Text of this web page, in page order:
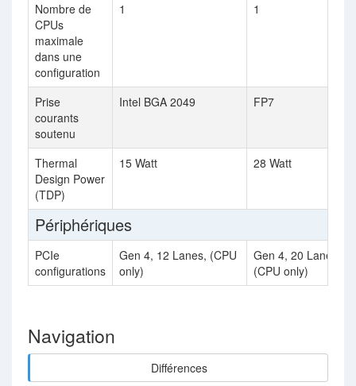
Nombre de
CPUs
maximale
dans une
configuration
1 1
Prise
courants
soutenu
Intel BGA 2049 FP7
Thermal
Design Power
(TDP)
15 Watt 28 Watt
Périphériques
PCIe
configurations
Gen 4, 12 Lanes, (CPU
only)
Gen 4, 20 Lanes,
(CPU only)
Navigation
Différences